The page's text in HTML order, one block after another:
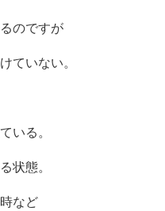
のですが
ていない。
いる。
状態。
など